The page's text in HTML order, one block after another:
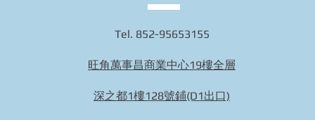
Tel. 852-95653155
旺角萬事昌商業中心19樓全層
深之都1樓128號鋪(D1出口)